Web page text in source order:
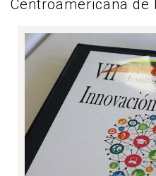
Centroamericana de